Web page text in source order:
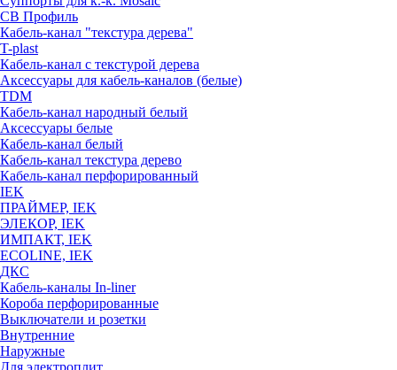
СВ Профиль
Кабель-канал "текстура дерева"
T-plast
Кабель-канал с текстурой дерева
Аксессуары для кабель-каналов (белые)
TDM
Кабель-канал народный белый
Аксессуары белые
Кабель-канал белый
Кабель-канал текстура дерево
Кабель-канал перфорированный
IEK
ПРАЙМЕР, IEK
ЭЛЕКОР, IEK
ИМПАКТ, IEK
ECOLINE, IEK
ДКС
Кабель-каналы In-liner
Короба перфорированные
Выключатели и розетки
Внутренние
Наружные
Для электроплит